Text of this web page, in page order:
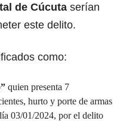
de Cúcuta serían
este delito.
como:
quien presenta 7
hurto y porte de armas
03/01/2024, por el delito